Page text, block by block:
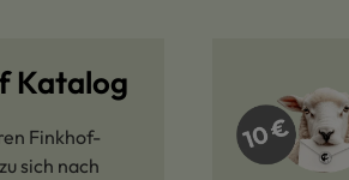
Katalog
Finkhof-
sich nach